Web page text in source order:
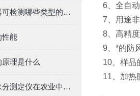
卡尔费休水分仪器可检测哪些类型的样品？
性能
理是什么
库伦法卡尔费休水分测定仪在农业中的应用
6、全自
7、用途
8、高精
9、*的防
10、样品
11、加热